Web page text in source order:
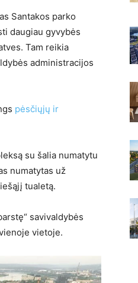
Santakos parko
daugiau gyvybės
Tam reikia
administracijos
pėsčiųjų ir
su šalia numatytu
numatytas už
tualetą.
savivaldybės
vietoje.